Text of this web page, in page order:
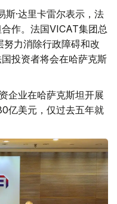
·达里卡雷尔表示，法
作。法国VICAT集团总
努力消除行政障碍和改
投资者将会在哈萨克斯
企业在哈萨克斯坦开展
亿美元，仅过去五年就